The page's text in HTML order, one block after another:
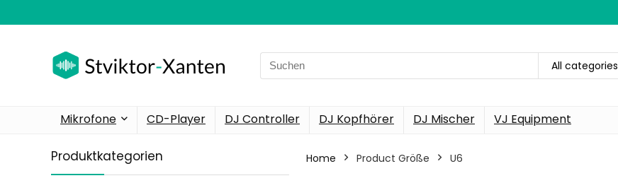
Search
for:
All categories
Mikrofone CD-Player DJ Controller DJ Kopfhörer DJ Mischer VJ Equipment
Produktkategorien Home Product Größe ‎U6